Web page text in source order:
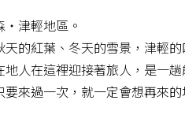
津輕地區。
的紅葉、冬天的雪景，津輕
人在這裡迎接著旅人，是一
來過一次，就一定會想再來的